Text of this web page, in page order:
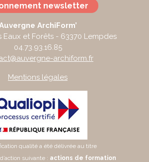
newsletter
ArchiForm’
Eaux et Forêts - 63370 Lempdes
04.73.93.16.85
archiform.fr
Mentions légales
qualité a été délivrée au titre
suivante : actions de formation